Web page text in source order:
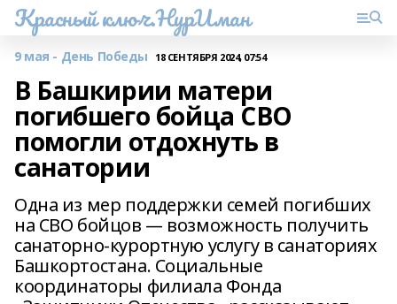
Красный ключ.НурИман
9 мая - День Победы 18 СЕНТЯБРЯ 2024, 07:54
В Башкирии матери
погибшего бойца СВО
помогли отдохнуть в
санатории
Одна из мер поддержки семей погибших
на СВО бойцов — возможность получить
санаторно-курортную услугу в санаториях
Башкортостана. Социальные
координаторы филиала Фонда